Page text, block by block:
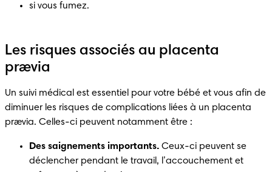
si vous fumez.
Les risques associés au placenta
prævia
Un suivi médical est essentiel pour votre bébé et vous afin de
diminuer les risques de complications liées à un placenta
prævia. Celles-ci peuvent notamment être :
Des saignements importants. Ceux-ci peuvent se
déclencher pendant le travail, l’accouchement et